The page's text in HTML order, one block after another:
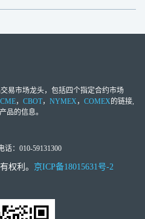
易市场龙头，包括四个指定合约市场
CME， CBOT， NYMEX ， COMEX的链接,
品的信息。
：010-59131300
权利。 京ICP备18015631号-2